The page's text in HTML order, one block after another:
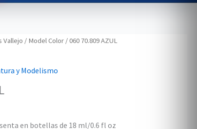
Vallejo / Model Color/ 060 70.809 AZUL
y Modelismo
en botellas de 18 ml/0.6 fl oz